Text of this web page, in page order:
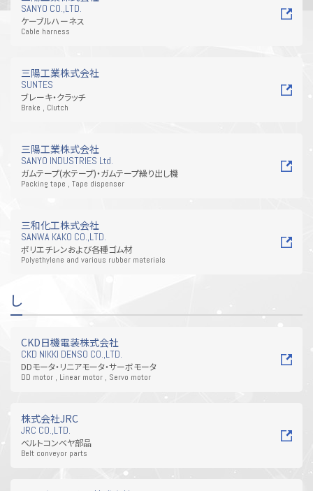
SANYO CO.,LTD.
ケーブルハーネス
Cable harness
三陽工業株式会社
SUNTES
ブレーキ・クラッチ
Brake , Clutch
三陽工業株式会社
SANYO INDUSTRIES Ltd.
ガムテープ(水テープ)・ガムテープ繰り出し機
Packing tape , Tape dispenser
三和化工株式会社
SANWA KAKO CO.,LTD.
ポリエチレンおよび各種ゴム材
Polyethylene and various rubber materials
し
CKD日機電装株式会社
CKD NIKKI DENSO CO.,LTD.
DDモータ・リニアモータ・サーボモータ
DD motor , Linear motor , Servo motor
株式会社JRC
JRC CO.,LTD.
ベルトコンベヤ部品
Belt conveyor parts